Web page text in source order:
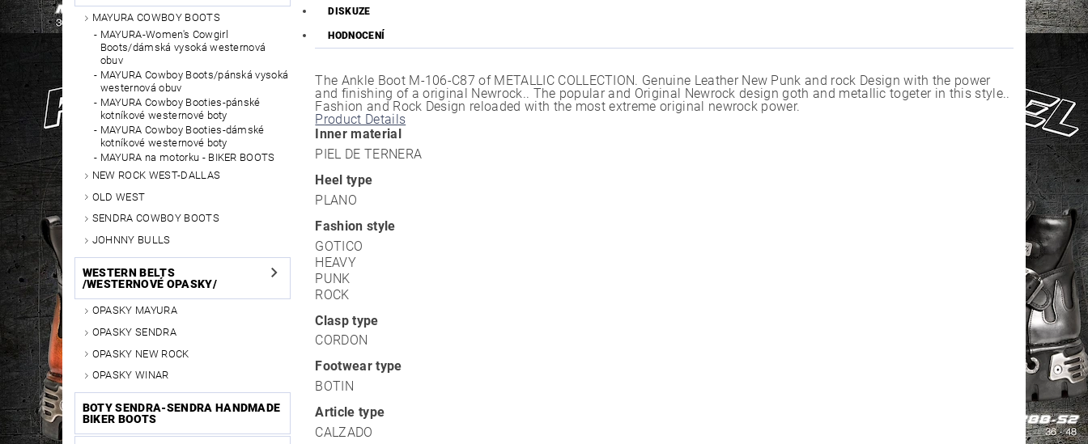
MAYURA COWBOY BOOTS
MAYURA-Women's Cowgirl
Boots/dámská vysoká westernová
obuv
MAYURA Cowboy Boots/pánská vysoká
westernová obuv
MAYURA Cowboy Booties-pánské
kotníkové westernové boty
MAYURA Cowboy Booties-dámské
kotníkové westernové boty
MAYURA na motorku - BIKER BOOTS
NEW ROCK WEST-DALLAS
OLD WEST
SENDRA COWBOY BOOTS
JOHNNY BULLS
WESTERN BELTS
/WESTERNOVÉ OPASKY/
OPASKY MAYURA
OPASKY SENDRA
OPASKY NEW ROCK
OPASKY WINAR
BOTY SENDRA-SENDRA HANDMADE
BIKER BOOTS
DISKUZE
HODNOCENÍ
The Ankle Boot M-106-C87 of METALLIC COLLECTION. Genuine Leather New Punk and rock Design with the power
and finishing of a original Newrock.. The popular and Original Newrock design goth and metallic togeter in this style..
Fashion and Rock Design reloaded with the most extreme original newrock power.
Product Details
Inner material
PIEL DE TERNERA
Heel type
PLANO
Fashion style
GOTICO
HEAVY
PUNK
ROCK
Clasp type
CORDON
Footwear type
BOTIN
Article type
CALZADO